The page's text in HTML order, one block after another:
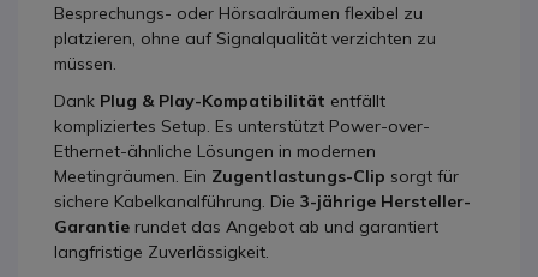
Besprechungs- oder Hörsaalräumen flexibel zu
platzieren, ohne auf Signalqualität verzichten zu
müssen.
Dank Plug & Play-Kompatibilität entfällt
kompliziertes Setup. Es unterstützt Power-over-
Ethernet-ähnliche Lösungen in modernen
Meetingräumen. Ein Zugentlastungs-Clip sorgt für
sichere Kabelkanalführung. Die 3-jährige Hersteller-
Garantie rundet das Angebot ab und garantiert
langfristige Zuverlässigkeit.